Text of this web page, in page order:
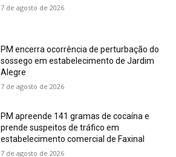
7 de agosto de 2026
PM encerra ocorrência de perturbação do
sossego em estabelecimento de Jardim
Alegre
7 de agosto de 2026
PM apreende 141 gramas de cocaína e
prende suspeitos de tráfico em
estabelecimento comercial de Faxinal
7 de agosto de 2026